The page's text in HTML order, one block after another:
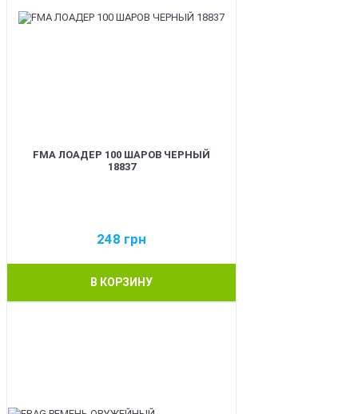
FMA ЛОАДЕР 100 ШАРОВ ЧЕРНЫЙ
18837
248 грн
В КОРЗИНУ